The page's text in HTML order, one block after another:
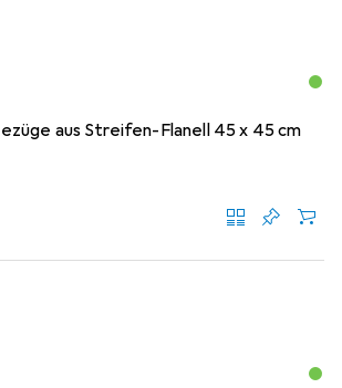
aus Streifen-Flanell 45 x 45 cm